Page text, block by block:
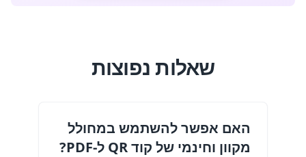
שאלות נפוצות
האם אפשר להשתמש במחולל
מקוון וחינמי של קוד QR ל-PDF?